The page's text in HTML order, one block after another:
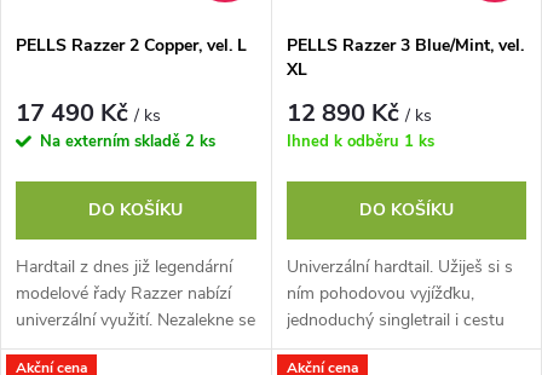
p
r
o
d
u
s
p
r
d
u
PELLS Razzer 2 Copper, vel. L
17 490 Kč/ ks
Na externím skladě 2 ks
DO KOŠÍKU
Hardtail z dnes již legendární
modelové řady Razzer nabízí
univerzální využití. Nezalekne se
XC tras, singletrailu ani cesty
PELLS Razzer 3 Blue/Mint, vel.
XL
12 890 Kč/ ks
Ihned k odběru 1 ks
DO KOŠÍKU
Univerzální hardtail. Užiješ si s
ním pohodovou vyjížďku,
jednoduchý singletrail i cestu
do práce. Jeho hliníkový rám s
Akční cena
Akční cena